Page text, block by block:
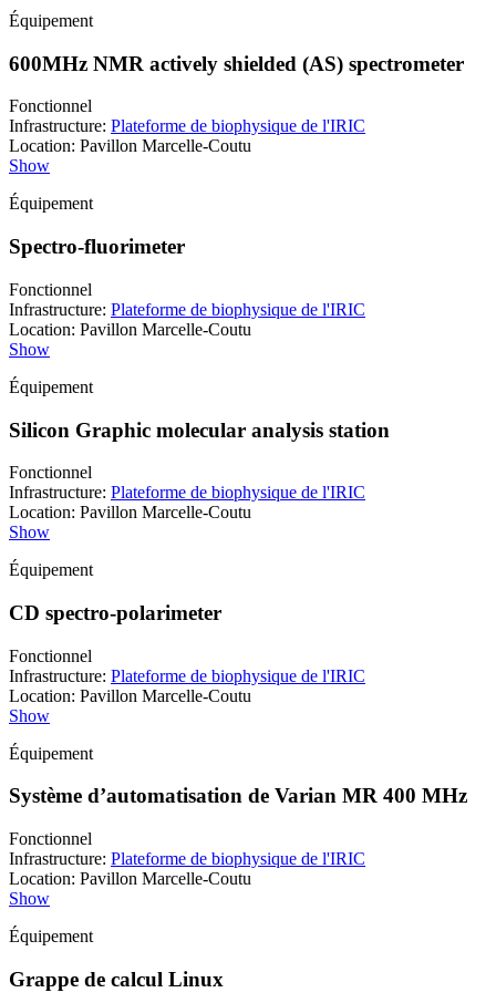
Équipement
600MHz NMR actively shielded (AS) spectrometer
Fonctionnel
Infrastructure: Plateforme de biophysique de l'IRIC
Location: Pavillon Marcelle-Coutu
Show
Équipement
Spectro-fluorimeter
Fonctionnel
Infrastructure: Plateforme de biophysique de l'IRIC
Location: Pavillon Marcelle-Coutu
Show
Équipement
Silicon Graphic molecular analysis station
Fonctionnel
Infrastructure: Plateforme de biophysique de l'IRIC
Location: Pavillon Marcelle-Coutu
Show
Équipement
CD spectro-polarimeter
Fonctionnel
Infrastructure: Plateforme de biophysique de l'IRIC
Location: Pavillon Marcelle-Coutu
Show
Équipement
Système d’automatisation de Varian MR 400 MHz
Fonctionnel
Infrastructure: Plateforme de biophysique de l'IRIC
Location: Pavillon Marcelle-Coutu
Show
Équipement
Grappe de calcul Linux